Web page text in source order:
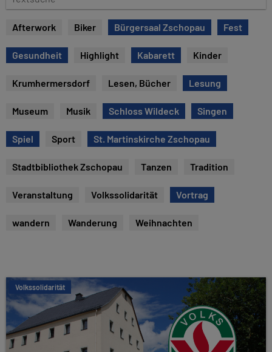
e
s
u
Afterwork Biker Bürgersaal Zschopau Fest
Gesundheit Highlight Kabarett Kinder
Krumhermersdorf Lesen, Bücher Lesung
Museum Musik Schloss Wildeck Singen
Spiel Sport St. Martinskirche Zschopau
Stadtbibliothek Zschopau Tanzen Tradition
Veranstaltung Volkssolidarität Vortrag
wandern Wanderung Weihnachten
Volkssolidarität